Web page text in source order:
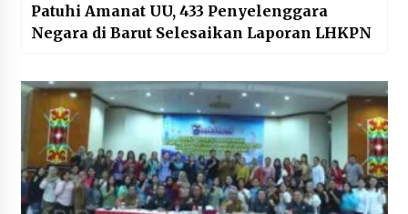
Patuhi Amanat UU, 433 Penyelenggara
Negara di Barut Selesaikan Laporan LHKPN